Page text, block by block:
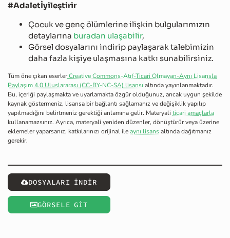
#Adaletİyileştirir
Çocuk ve genç ölümlerine ilişkin bulgularımızın
detaylarına buradan ulaşabilir,
Görsel dosyalarını indirip paylaşarak talebimizin
daha fazla kişiye ulaşmasına katkı sunabilirsiniz.
Tüm öne çıkan eserlerCreative Commons-Atıf-Ticari Olmayan-Aynı Lisansla
Paylaşım 4.0 Uluslararası (CC-BY-NC-SA) lisansı altında yayınlanmaktadır.
Bu, içeriği paylaşmakta ve uyarlamakta özgür olduğunuz, ancak uygun şekilde
kaynak göstermeniz, lisansa bir bağlantı sağlamanız ve değişiklik yapılıp
yapılmadığını belirtmeniz gerektiği anlamına gelir. Materyali ticari amaçlarla
kullanamazsınız. Ayrıca, materyali yeniden düzenler, dönüştürür veya üzerine
eklemeler yaparsanız, katkılarınızı orijinal ileaynı lisansaltında dağıtmanız
gerekir.
DOSYALARI İNDİR
GÖRSELE GİT